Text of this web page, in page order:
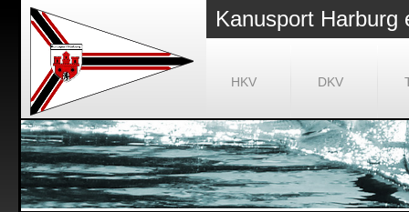
Kanusport Harburg
HKV DKV